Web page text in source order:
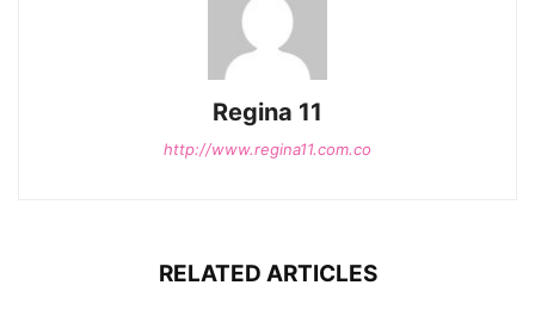
Regina 11
http://www.regina11.com.co
RELATED ARTICLES